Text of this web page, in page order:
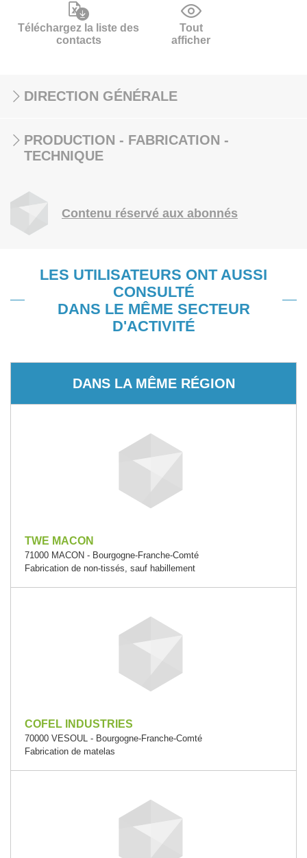
Téléchargez la liste des
contacts
Tout
afficher
DIRECTION GÉNÉRALE
PRODUCTION - FABRICATION -
TECHNIQUE
Contenu réservé aux abonnés
LES UTILISATEURS ONT AUSSI
CONSULTÉ
DANS LE MÊME SECTEUR
D'ACTIVITÉ
DANS LA MÊME RÉGION
TWE MACON
71000 MACON - Bourgogne-Franche-Comté
Fabrication de non-tissés, sauf habillement
COFEL INDUSTRIES
70000 VESOUL - Bourgogne-Franche-Comté
Fabrication de matelas